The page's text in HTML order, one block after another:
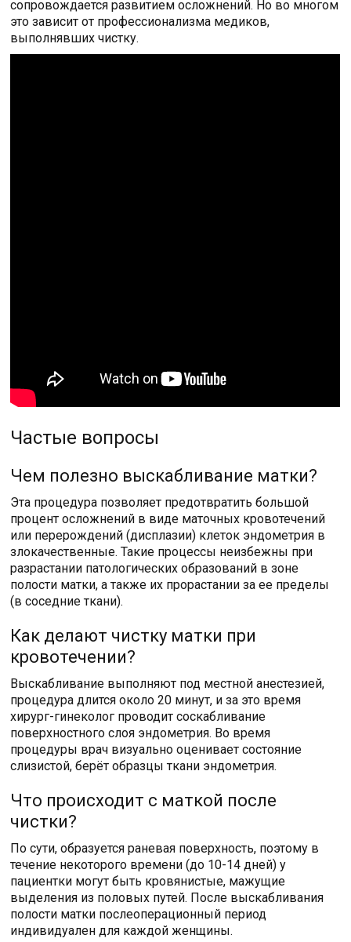
сопровождается развитием осложнений. Но во многом
это зависит от профессионализма медиков,
выполнявших чистку.
Частые вопросы
Чем полезно выскабливание матки?
Эта процедура позволяет предотвратить большой
процент осложнений в виде маточных кровотечений
или перерождений (дисплазии) клеток эндометрия в
злокачественные. Такие процессы неизбежны при
разрастании патологических образований в зоне
полости матки, а также их прорастании за ее пределы
(в соседние ткани).
Как делают чистку матки при
кровотечении?
Выскабливание выполняют под местной анестезией,
процедура длится около 20 минут, и за это время
хирург-гинеколог проводит соскабливание
поверхностного слоя эндометрия. Во время
процедуры врач визуально оценивает состояние
слизистой, берёт образцы ткани эндометрия.
Что происходит с маткой после
чистки?
По сути, образуется раневая поверхность, поэтому в
течение некоторого времени (до 10-14 дней) у
пациентки могут быть кровянистые, мажущие
выделения из половых путей. После выскабливания
полости матки послеоперационный период
индивидуален для каждой женщины.